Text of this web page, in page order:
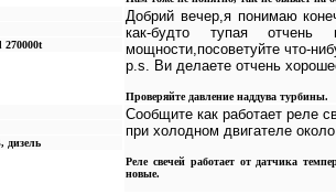
270000t
Добрий вечер,я понимаю
как-будто тупая отчень
мощности,посоветуйте что-
p.s. Ви делаете отчень
Проверяйте давление наддува турбины.
дизель
Сообщите как работает реле
при холодном двигателе
Реле свечей работает от датчика
новые.